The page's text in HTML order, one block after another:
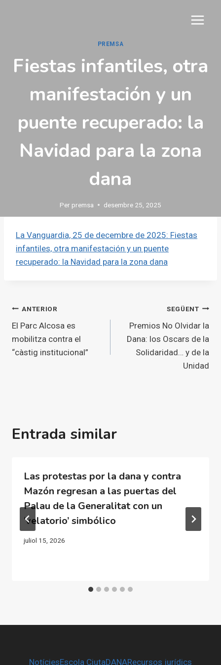
PREMSA
Fiestas infantiles, otra
manifestación y un
puente recuperado: la
Navidad para la zona
dana
Per premsa desembre 25, 2025
La Vanguardia, 25 de decembre de 2025: Fiestas
infantiles, otra manifestación y un puente
recuperado: la Navidad para la zona dana
Navegació
d'entrades
ANTERIOR
El Parc Alcosa es
mobilitza contra el
“càstig institucional”
SEGÜENT
Premios No Olvidar la
Dana: los Oscars de la
Solidaridad… y de la
Unidad
Entrada similar
Las protestas por la dana y contra
Mazón regresan a las puertas del
Palau de la Generalitat con un
‘velatorio’ simbólico
juliol 15, 2026
NotíciesEscola CiutaDANARecursos jurídics